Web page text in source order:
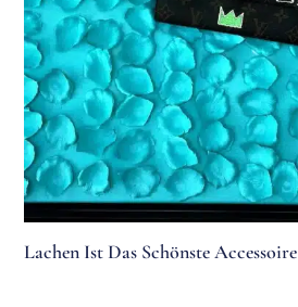
Lachen Ist Das Schönste Accessoire